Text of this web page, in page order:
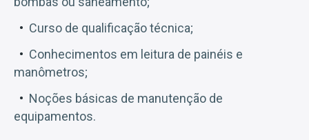
Curso de qualificação técnica;
Conhecimentos em leitura de painéis e
manômetros;
Noções básicas de manutenção de
equipamentos.